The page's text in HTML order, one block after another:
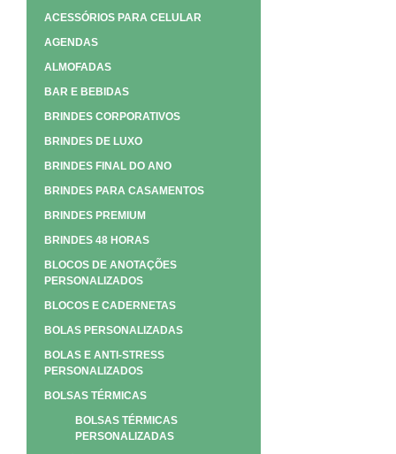
ACESSÓRIOS PARA CELULAR
AGENDAS
ALMOFADAS
BAR E BEBIDAS
BRINDES CORPORATIVOS
BRINDES DE LUXO
BRINDES FINAL DO ANO
BRINDES PARA CASAMENTOS
BRINDES PREMIUM
BRINDES 48 HORAS
BLOCOS DE ANOTAÇÕES
PERSONALIZADOS
BLOCOS E CADERNETAS
BOLAS PERSONALIZADAS
BOLAS E ANTI-STRESS
PERSONALIZADOS
BOLSAS TÉRMICAS
BOLSAS TÉRMICAS
PERSONALIZADAS